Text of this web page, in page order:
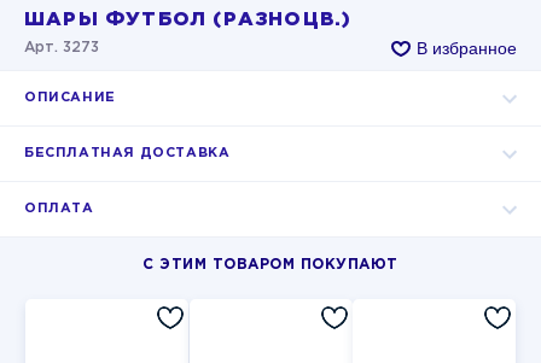
ШАРЫ ФУТБОЛ (РАЗНОЦВ.)
Арт. 3273 В избранное
ОПИСАНИЕ
БЕСПЛАТНАЯ ДОСТАВКА
ОПЛАТА
С ЭТИМ ТОВАРОМ ПОКУПАЮТ